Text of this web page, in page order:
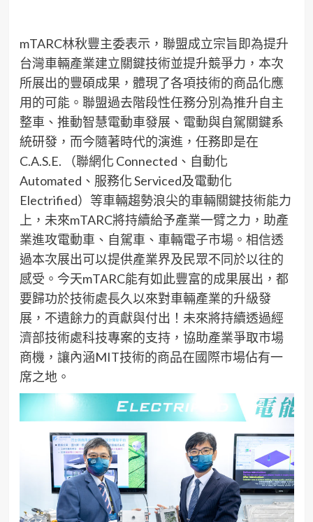
mTARC林秋豐主委表示，聯盟成立宗旨即為提升
台灣車輛產業建立關鍵技術並提升競爭力，本次
所展出的豐碩成果，體現了各項技術的商品化應
用的可能。聯盟過去階段性任務分別為推升自主
整車、推動智慧電動車發展、電動與自駕關鍵系
統研發，而今隨著時代的演進，任務即是在
C.A.S.E. （聯網化 Connected、自動化
Automated、服務化 Serviced及電動化
Electrified）等車輛趨勢浪尖的車輛關鍵技術能力
上，未來mTARC將持續給予產業一臂之力，助產
業進攻電動車、自駕車、車輛電子市場。相信透
過本次展出可以提供產業界及民眾不同於以往的
感受。今天mTARC能有如此豐富的成果展出，都
要歸功於技術處長久以來對車輛產業的升級發
展，不遺餘力的貢獻與付出！未來將持續透過經
濟部技術處科技專案的支持，協助產業爭取市場
商機，讓內涵MIT技術的商品在國際市場佔有一
席之地。